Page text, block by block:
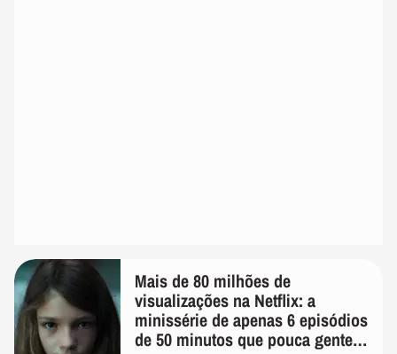
Mais de 80 milhões de
visualizações na Netflix: a
minissérie de apenas 6 episódios
de 50 minutos que pouca gente